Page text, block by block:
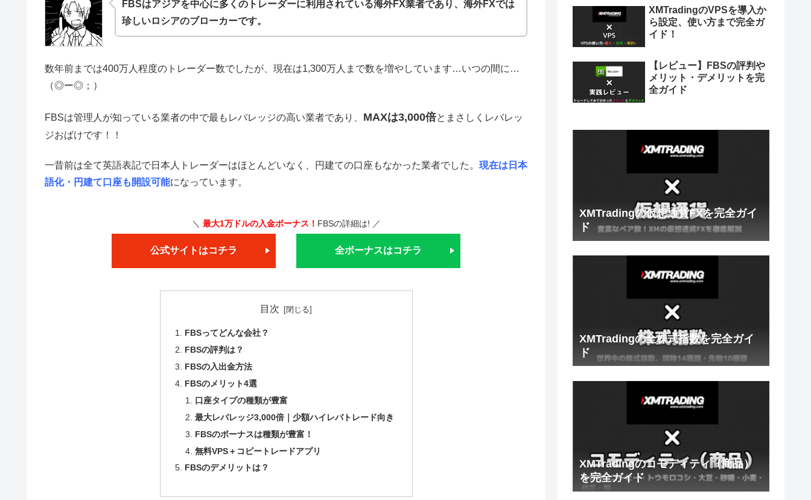
FBSはアジアを中心に多くのトレーダーに利用されている海外FX業者であり、海外FXでは
珍しいロシアのブローカーです。
数年前までは400万人程度のトレーダー数でしたが、現在は1,300万人まで数を増やしています…いつの間に…
（◎ー◎；）
FBSは管理人が知っている業者の中で最もレバレッジの高い業者であり、 MAXは3,000倍とまさしくレバレッ
ジおばけです！！
一昔前は全て英語表記で日本人トレーダーはほとんどいなく、円建ての口座もなかった業者でした。 現在は日本
語化・円建て口座も開設可能になっています。
＼ 最大1万ドルの入金ボーナス！ FBSの詳細は! ／
公式サイトはコチラ 全ボーナスはコチラ
目次
FBSってどんな会社？
FBSの評判は？
FBSの入出金方法
FBSのメリット4選
口座タイプの種類が豊富
最大レバレッジ3,000倍｜少額ハイレバトレード向き
FBSのボーナスは種類が豊富！
無料VPS＋コピートレードアプリ
FBSのデメリットは？
XMTradingのVPSを導入か
ら設定、使い方まで完全ガ
イド！
【レビュー】FBSの評判や
メリット・デメリットを完
全ガイド
XMTradingの仮想通貨FXを完全ガイ
ド
XMTradingの全株式指数を完全ガイ
ド
XMTradingのコモディティ（商品）
を完全ガイド